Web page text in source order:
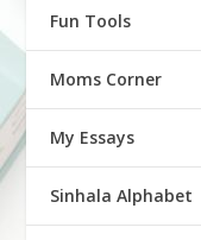
Fun Tools
Moms Corner
My Essays
Sinhala Alphabet